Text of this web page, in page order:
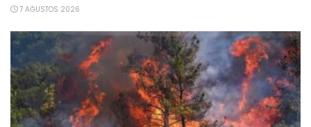
7 AĞUSTOS 2026